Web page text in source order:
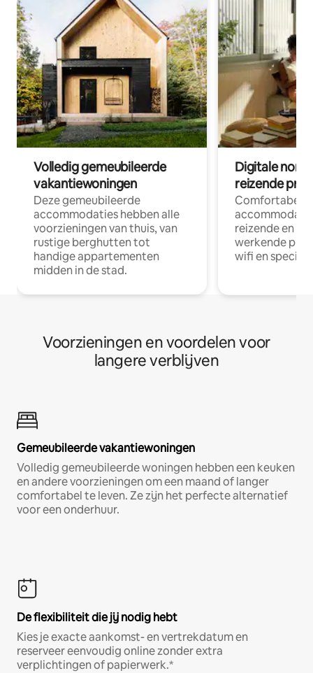
Volledig gemeubileerde
vakantiewoningen
Deze gemeubileerde
accommodaties hebben alle
voorzieningen van thuis, van
rustige berghutten tot
handige appartementen
midden in de stad.
Digitale
reizende
Comfortabele
reizende en
werkende
wifi en
Voorzieningen en voordelen voor
langere verblijven
Gemeubileerde vakantiewoningen
Volledig gemeubileerde woningen hebben een keuken
en andere voorzieningen om een maand of langer
comfortabel te leven. Ze zijn het perfecte alternatief
voor een onderhuur.
De flexibiliteit die jij nodig hebt
Kies je exacte aankomst- en vertrekdatum en
reserveer eenvoudig online zonder extra
verplichtingen of papierwerk.*